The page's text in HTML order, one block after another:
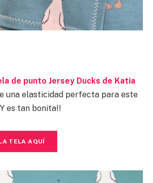
de punto Jersey Ducks de Katia
una elasticidad perfecta para este
es tan bonita!!
TELA AQUÍ